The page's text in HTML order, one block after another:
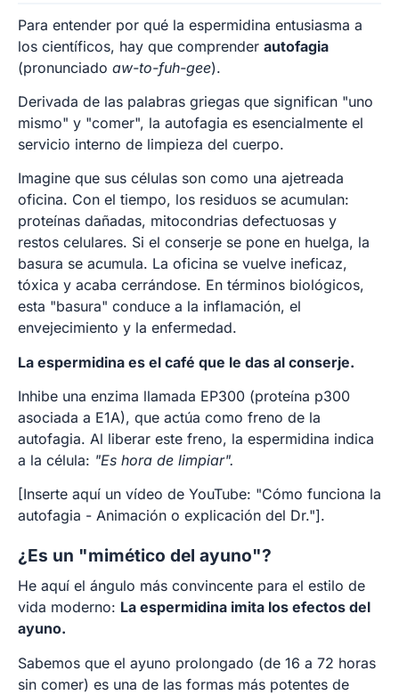
Para entender por qué la espermidina entusiasma a
los científicos, hay que comprender autofagia
(pronunciado aw-to-fuh-gee).
Derivada de las palabras griegas que significan "uno
mismo" y "comer", la autofagia es esencialmente el
servicio interno de limpieza del cuerpo.
Imagine que sus células son como una ajetreada
oficina. Con el tiempo, los residuos se acumulan:
proteínas dañadas, mitocondrias defectuosas y
restos celulares. Si el conserje se pone en huelga, la
basura se acumula. La oficina se vuelve ineficaz,
tóxica y acaba cerrándose. En términos biológicos,
esta "basura" conduce a la inflamación, el
envejecimiento y la enfermedad.
La espermidina es el café que le das al conserje.
Inhibe una enzima llamada EP300 (proteína p300
asociada a E1A), que actúa como freno de la
autofagia. Al liberar este freno, la espermidina indica
a la célula: "Es hora de limpiar".
[Inserte aquí un vídeo de YouTube: "Cómo funciona la
autofagia - Animación o explicación del Dr."].
¿Es un "mimético del ayuno"?
He aquí el ángulo más convincente para el estilo de
vida moderno: La espermidina imita los efectos del
ayuno.
Sabemos que el ayuno prolongado (de 16 a 72 horas
sin comer) es una de las formas más potentes de